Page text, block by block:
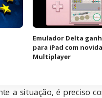
Emulador Delta
para iPad com
Multiplayer
a situação, é preciso